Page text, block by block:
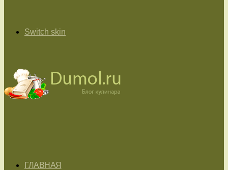
Switch skin
ГЛАВНАЯ